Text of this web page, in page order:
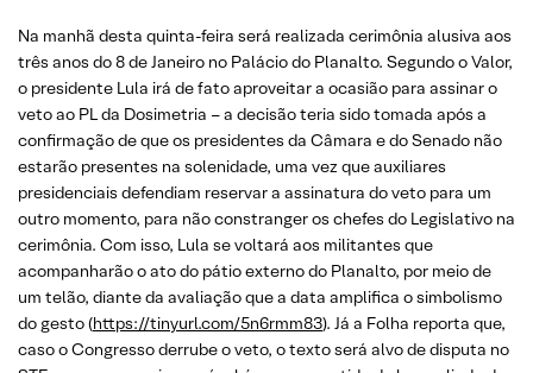
Na manhã desta quinta-feira será realizada cerimônia alusiva aos
três anos do 8 de Janeiro no Palácio do Planalto. Segundo o Valor,
o presidente Lula irá de fato aproveitar a ocasião para assinar o
veto ao PL da Dosimetria – a decisão teria sido tomada após a
confirmação de que os presidentes da Câmara e do Senado não
estarão presentes na solenidade, uma vez que auxiliares
presidenciais defendiam reservar a assinatura do veto para um
outro momento, para não constranger os chefes do Legislativo na
cerimônia. Com isso, Lula se voltará aos militantes que
acompanharão o ato do pátio externo do Planalto, por meio de
um telão, diante da avaliação que a data amplifica o simbolismo
do gesto (https://tinyurl.com/5n6rmm83). Já a Folha reporta que,
caso o Congresso derrube o veto, o texto será alvo de disputa no